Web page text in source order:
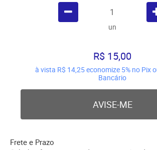
un
R$ 15,00
à vista R$ 14,25economize 5% no Pix
Bancário
AVISE-ME
Frete e Prazo